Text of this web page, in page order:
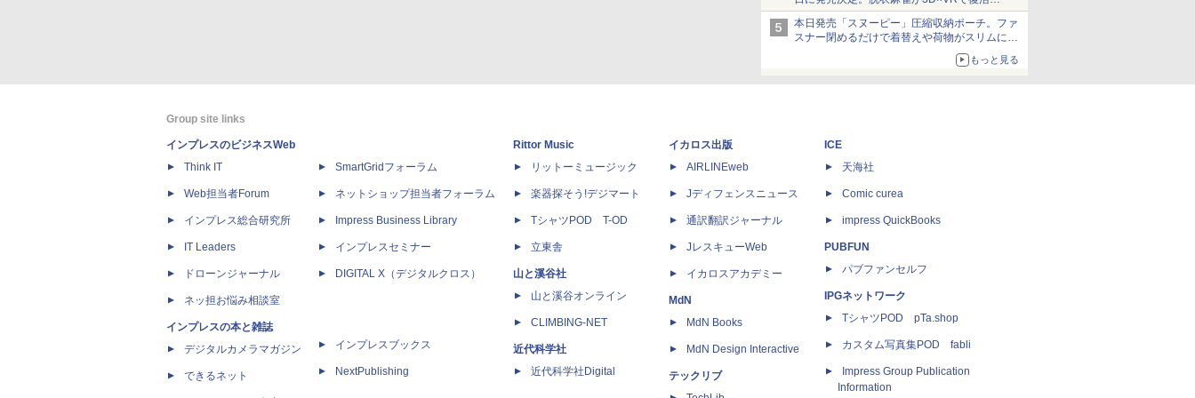
発売から2週間は20%オフになるセールが実施
本日発売「スヌーピー」圧縮収納ポーチ。ファ
スナー閉めるだけで着替えや荷物がスリムにま
もっと見る
Group site links
インプレスのビジネスWeb
Think IT
Web担当者Forum
インプレス総合研究所
IT Leaders
ドローンジャーナル
ネッ担お悩み相談室
インプレスの本と雑誌
デジタルカメラマガジン
できるネット
SmartGridフォーラム
ネットショップ担当者フォーラム
Impress Business Library
インプレスセミナー
DIGITAL X（デジタルクロス）
インプレスブックス
NextPublishing
Rittor Music
リットーミュージック
楽器探そう!デジマート
TシャツPOD T-OD
立東舎
山と溪谷社
山と溪谷オンライン
CLIMBING-NET
近代科学社
近代科学社Digital
イカロス出版
AIRLINEweb
Jディフェンスニュース
通訳翻訳ジャーナル
JレスキューWeb
イカロスアカデミー
MdN
MdN Books
MdN Design Interactive
テックリブ
ICE
天海社
Comic curea
impress QuickBooks
PUBFUN
パブファンセルフ
IPGネットワーク
TシャツPOD pTa.shop
カスタム写真集POD fabli
Impress Group Publication
Information